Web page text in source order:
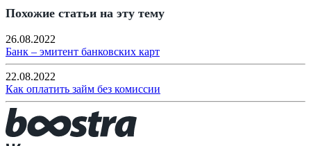
Похожие статьи на эту тему
26.08.2022
Банк – эмитент банковских карт
22.08.2022
Как оплатить займ без комиссии